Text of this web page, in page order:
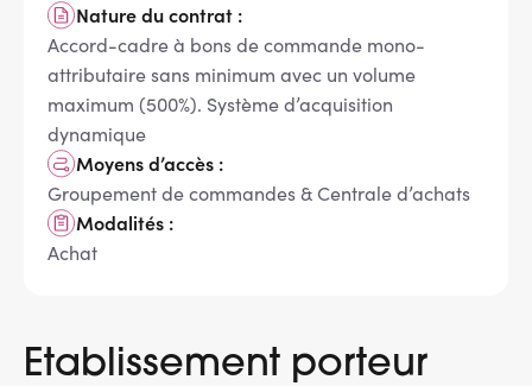
Nature du contrat :
Accord-cadre à bons de commande mono-
attributaire sans minimum avec un volume
maximum (500%). Système d’acquisition
dynamique
Moyens d’accès :
Groupement de commandes & Centrale d’achats
Modalités :
Achat
Etablissement porteur